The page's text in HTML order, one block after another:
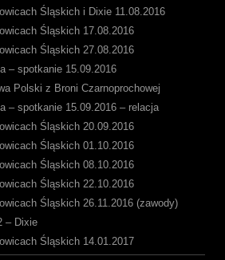
Śląskich i Dixie 11.08.2016
Śląskich 17.08.2016
Śląskich 27.08.2016
– spotkanie 15.09.2016
Polski z Broni Czarnoprochowej
– spotkanie 15.09.2016 – relacja
Śląskich 20.09.2016
Śląskich 01.10.2016
Śląskich 08.10.2016
Śląskich 22.10.2016
Śląskich 26.11.2016 (zawody)
– Dixie
Śląskich 14.01.2017